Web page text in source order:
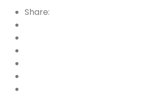
Share: